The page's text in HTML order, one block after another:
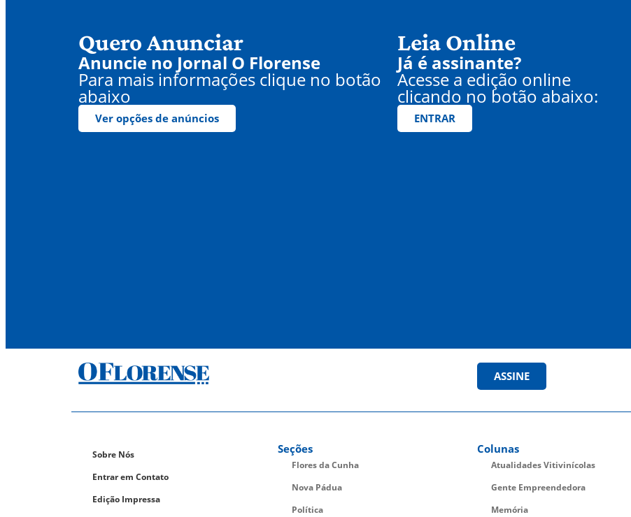
Quero Anunciar
Anuncie no Jornal O Florense
Para mais informações clique no botão
abaixo
Ver opções de anúncios
Leia Online
Já é assinante?
Acesse a edição online
clicando no botão abaixo:
ENTRAR
ASSINE
Sobre Nós
Entrar em Contato
Edição Impressa
Seções
Flores da Cunha
Nova Pádua
Política
Colunas
Atualidades Vitivinícolas
Gente Empreendedora
Memória